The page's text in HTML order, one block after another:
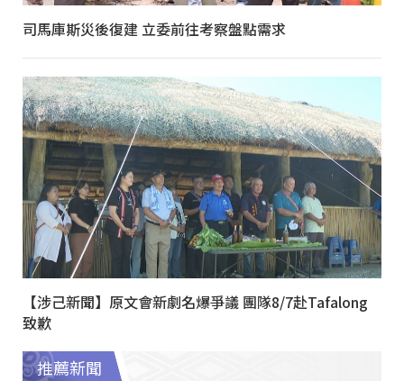
司馬庫斯災後復建 立委前往考察盤點需求
【涉己新聞】原文會新劇名爆爭議 團隊8/7赴Tafalong
致歉
推薦新聞